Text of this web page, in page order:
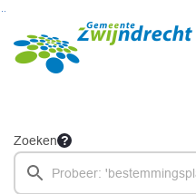
Ga naar de inhoud van deze pagina
Ga naar het zoeken
Ga naar het menu
Zoeken